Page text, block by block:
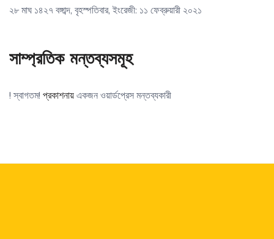
২৮ মাঘ ১৪২৭ বঙ্গাব্দ, বৃহস্পতিবার, ইংরেজী: ১১ ফেব্রুয়ারী ২০২১
সাম্প্রতিক মন্তব্যসমূহ
! স্বাগতম! প্রকাশনায়একজন ওয়ার্ডপ্রেস মন্তব্যকারী